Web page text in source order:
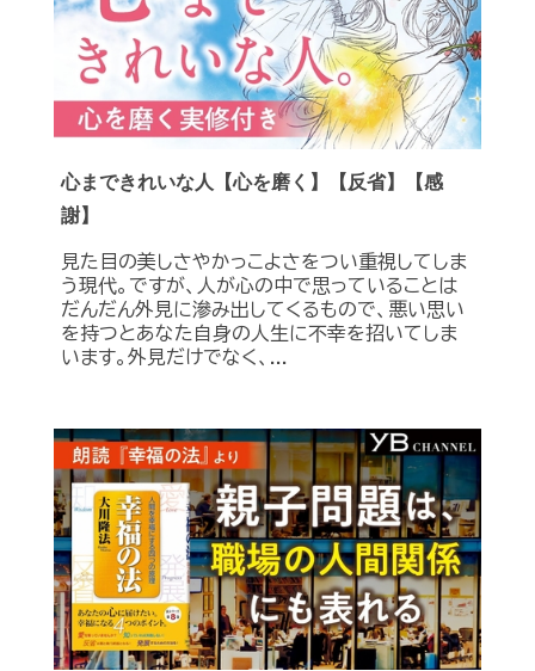
心まできれいな人【心を磨く】【反省】【感
謝】
見た目の美しさやかっこよさをつい重視してしま
う現代。ですが、人が心の中で思っていることは
だんだん外見に滲み出してくるもので、悪い思い
を持つとあなた自身の人生に不幸を招いてしま
います。外見だけでなく、...